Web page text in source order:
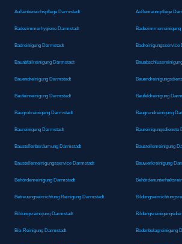
Außenbereichspflege Darmstadt Außenraumpflege
Badezimmerhygiene Darmstadt
Badreinigung Darmstadt Badreinigungsservice
Bauabfallreinigung Darmstadt
Bauendreinigung Darmstadt
Baufeinreinigung Darmstadt Baufeldreinigung
Baugrobreinigung Darmstadt Baugrundreinigung
Baureinigung Darmstadt Baureinigungsdienste
Baustellenberäumung Darmstadt Baustellenreinigung
Baustellenreinigungsservice Darmstadt Bauwerkreinigung
Behördenreinigung Darmstadt
Betreuungseinrichtung Reinigung Darmstadt
Bildungsreinigung Darmstadt
Bio-Reinigung Darmstadt Bodenbelagreinigung